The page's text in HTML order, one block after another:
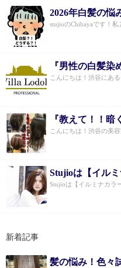
stujioのChihayaです！私
こんにちは！渋谷にあ
こんにちは！渋谷の美
Stujioは【イルミナカラ
新着記事